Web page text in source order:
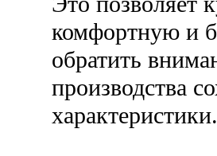
комфортную и
обратить
производства
характеристики.